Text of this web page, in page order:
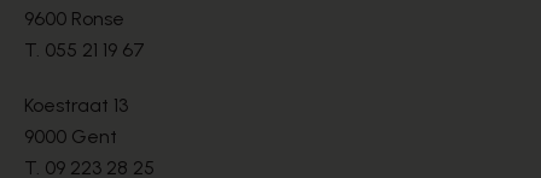
9600 Ronse
T. 055 21 19 67
Koestraat 13
9000 Gent
T. 09 223 28 25